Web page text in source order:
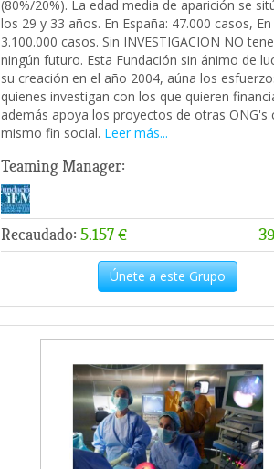
(80%/20%). La edad media de aparición se
los 29 y 33 años. En España: 47.000 casos,
3.100.000 casos. Sin INVESTIGACION NO
ningún futuro. Esta Fundación sin ánimo de
su creación en el año 2004, aúna los
quienes investigan con los que quieren
además apoya los proyectos de otras ONG's
mismo fin social. Leer más...
Teaming Manager:
Recaudado: 5.157 € 39
Únete a este Grupo